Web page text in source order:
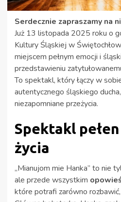
Serdecznie zapraszamy na
Już 13 listopada 2025 roku o
Kultury Śląskiej w
miejscem pełnym emocji i
przedstawieniu
To spektakl, który łączy w
autentycznego śląskiego
niezapomniane przeżycia.
Spektakl
życia
„Mianujom mie Hanka” to nie
ale przede wszystkim
które potrafi zarówno